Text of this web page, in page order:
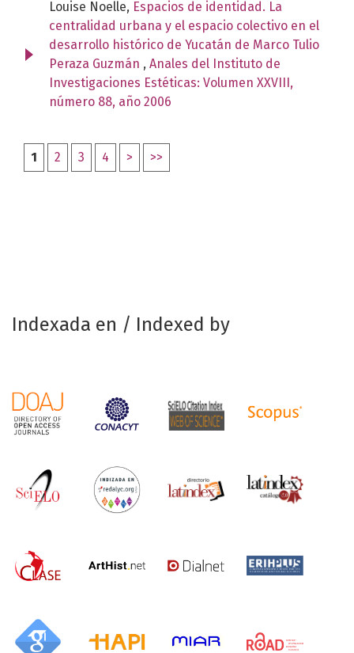
Louise Noelle, Espacios de identidad. La
centralidad urbana y el espacio colectivo en el
desarrollo histórico de Yucatán de Marco Tulio
Peraza Guzmán , Anales del Instituto de
Investigaciones Estéticas: Volumen XXVIII,
número 88, año 2006
1 2 3 4 > >>
Indexada en / Indexed by